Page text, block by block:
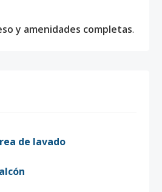
y amenidades completas.
de lavado